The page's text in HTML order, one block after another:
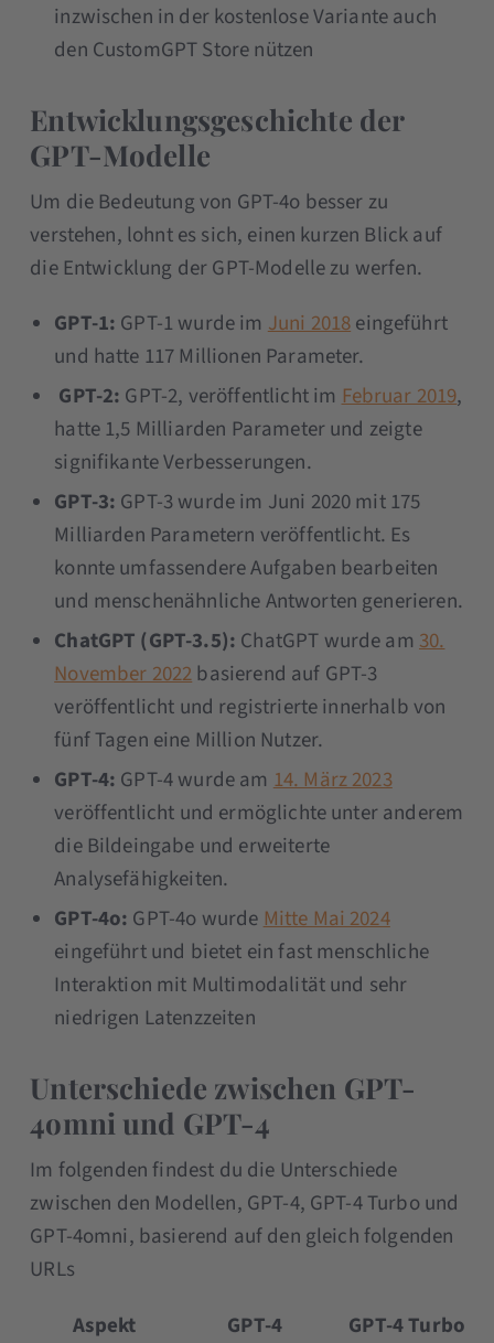
inzwischen in der kostenlose Variante auch
den CustomGPT Store nützen
Entwicklungsgeschichte der
GPT-Modelle
Um die Bedeutung von GPT-4o besser zu
verstehen, lohnt es sich, einen kurzen Blick auf
die Entwicklung der GPT-Modelle zu werfen.
GPT-1: GPT-1 wurde im Juni 2018eingeführt
und hatte 117 Millionen Parameter.
GPT-2: GPT-2, veröffentlicht imFebruar 2019,
hatte 1,5 Milliarden Parameter und zeigte
signifikante Verbesserungen.
GPT-3: GPT-3 wurde im Juni 2020 mit 175
Milliarden Parametern veröffentlicht. Es
konnte umfassendere Aufgaben bearbeiten
und menschenähnliche Antworten generieren.
ChatGPT (GPT-3.5): ChatGPT wurde am 30.
November 2022basierend auf GPT-3
veröffentlicht und registrierte innerhalb von
fünf Tagen eine Million Nutzer.
GPT-4: GPT-4 wurde am 14. März 2023
veröffentlicht und ermöglichte unter anderem
die Bildeingabe und erweiterte
Analysefähigkeiten.
GPT-4o: GPT-4o wurdeMitte Mai 2024
eingeführt und bietet ein fast menschliche
Interaktion mit Multimodalität und sehr
niedrigen Latenzzeiten
Unterschiede zwischen GPT-
4omni und GPT-4
Im folgenden findest du die Unterschiede
zwischen den Modellen, GPT-4, GPT-4 Turbo und
GPT-4omni, basierend auf den gleich folgenden
URLs
Aspekt
GPT-4
GPT-4 Turbo